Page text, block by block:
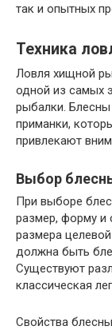
так и опытных
Техника
Ловля хищной
одной из самых
рыбалки.
приманки,
привлекают
Выбор
При выборе
размер, форму и
размера
должна быть
Существуют
классическая
Свойства